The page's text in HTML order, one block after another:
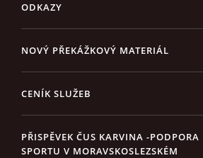
ODKAZY
NOVÝ PŘEKÁŽKOVÝ MATERIÁL
CENÍK SLUŽEB
PŘISPĚVEK ČUS KARVINA -PODPORA
SPORTU V MORAVSKOSLEZSKÉM